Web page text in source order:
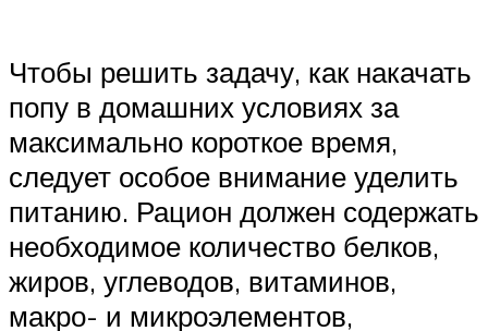
Чтобы решить задачу, как накачать
попу в домашних условиях за
максимально короткое время,
следует особое внимание уделить
питанию. Рацион должен содержать
необходимое количество белков,
жиров, углеводов, витаминов,
макро- и микроэлементов,